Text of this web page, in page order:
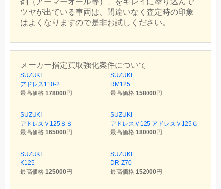
ツヤが出ている車両は、間違いなく査定時の印象
はよくなりますので是非お試しください。
メーカー指定買取強化案件について
SUZUKI
アドレス110-2
最高価格 178000円
SUZUKI
RM125
最高価格 158000円
SUZUKI
アドレスＶ125ＳＳ
最高価格 165000円
SUZUKI
アドレスＶ125 アドレスＶ125Ｇ
最高価格 180000円
SUZUKI
K125
最高価格 125000円
SUZUKI
DR-Z70
最高価格 152000円